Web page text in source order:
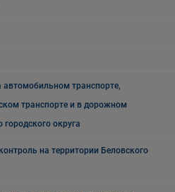
транспорте,
транспорте и в дорожном
городского округа
на территории Беловского